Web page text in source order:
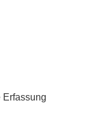
Erfassung